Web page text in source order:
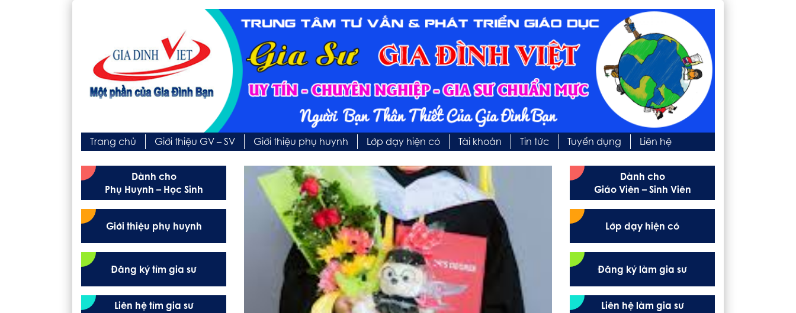
Trang chủ Giới thiệu GV – SV Giới thiệu phụ huynh Lớp dạy hiện có Tài khoản Tin tức Tuyển dụng Liên hệ
Dành cho
Phụ Huynh – Học Sinh
Giới thiệu phụ huynh
Đăng ký tìm gia sư
Liên hệ tìm gia sư
Dành cho
Giáo Viên – Sinh Viên
Lớp dạy hiện có
Đăng ký làm gia sư
Liên hệ làm gia sư